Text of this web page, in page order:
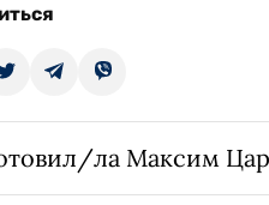
ла Максим